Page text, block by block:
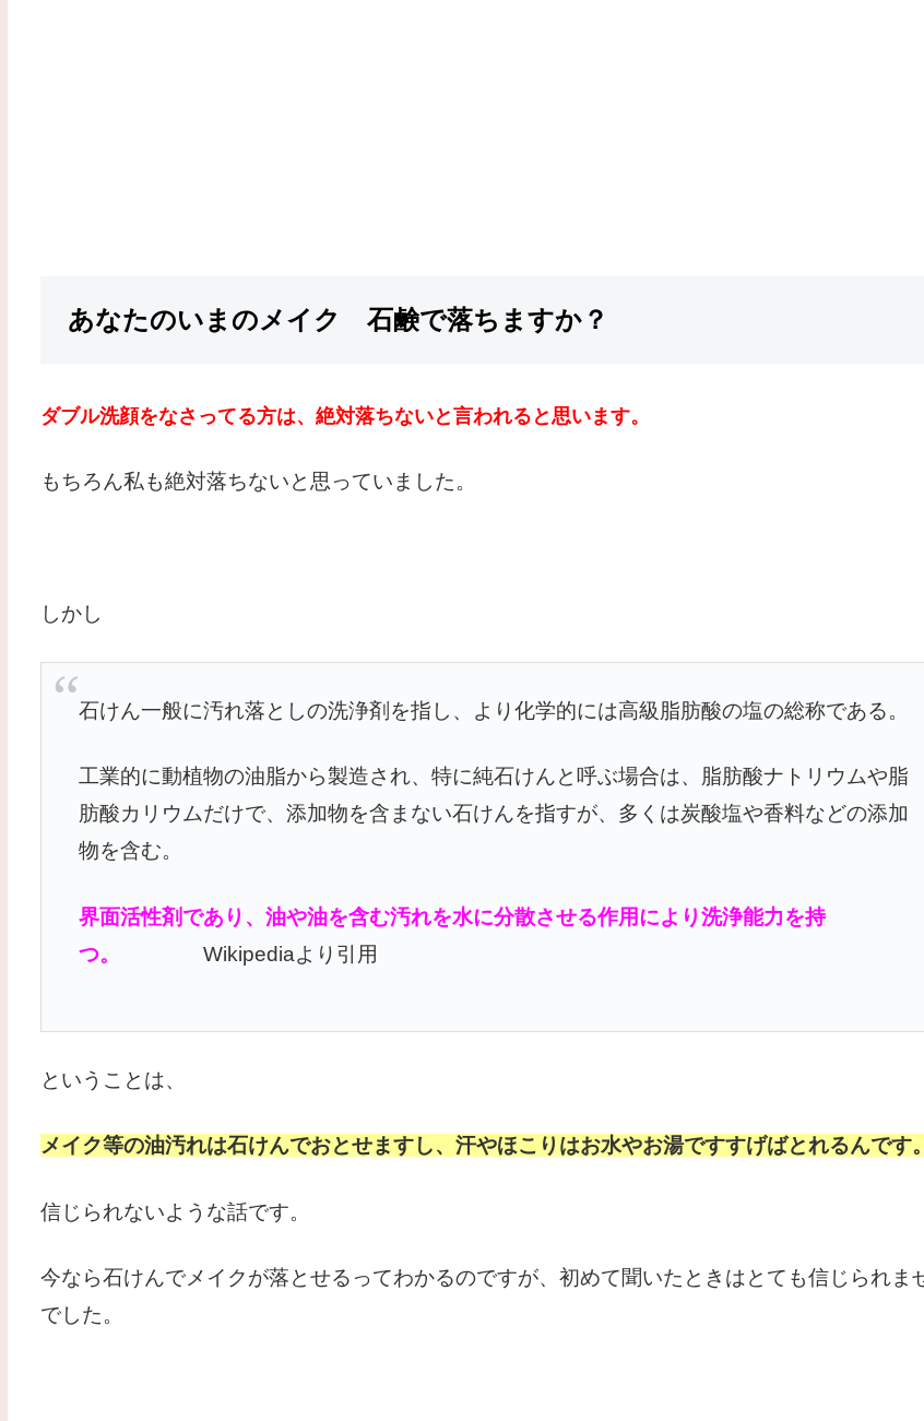
あなたのいまのメイク 石鹸で落ちますか？
ダブル洗顔をなさってる方は、絶対落ちないと言われると思います。
もちろん私も絶対落ちないと思っていました。
しかし
石けん一般に汚れ落としの洗浄剤を指し、より化学的には高級脂肪酸の塩の総称である。
工業的に動植物の油脂から製造され、特に純石けんと呼ぶ場合は、脂肪酸ナトリウムや脂
肪酸カリウムだけで、添加物を含まない石けんを指すが、多くは炭酸塩や香料などの添加
物を含む。
界面活性剤であり、油や油を含む汚れを水に分散させる作用により洗浄能力を持
つ。
Wikipediaより引用
ということは、
メイク等の油汚れは石けんでおとせますし、汗やほこりはお水やお湯ですすげばとれるんです。
信じられないような話です。
今なら石けんでメイクが落とせるってわかるのですが、初めて聞いたときはとても信じられま
でした。